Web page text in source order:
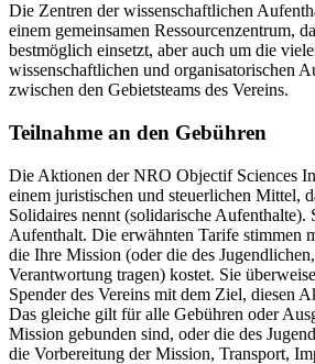
Die Zentren der wissenschaftlichen
einem gemeinsamen Ressourcenzentrum,
bestmöglich einsetzt, aber auch um die
wissenschaftlichen und organisatorischen
zwischen den Gebietsteams des Vereins.
Teilnahme an den Gebühren
Die Aktionen der NRO Objectif Sciences
einem juristischen und steuerlichen Mittel,
Solidaires nennt (solidarische Aufenthalte).
Aufenthalt. Die erwähnten Tarife stimmen
die Ihre Mission (oder die des
Verantwortung tragen) kostet. Sie
Spender des Vereins mit dem Ziel, diesen
Das gleiche gilt für alle Gebühren oder
Mission gebunden sind, oder die des
die Vorbereitung der Mission, Transport,